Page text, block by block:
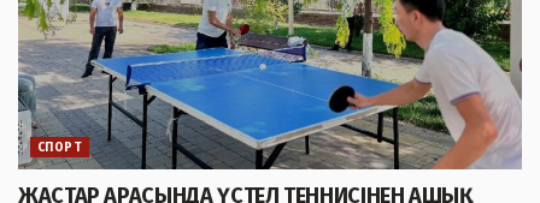
СПОРТ
ЖАСТАР АРАСЫНДА ҮСТЕЛ ТЕННИСІНЕН АШЫҚ